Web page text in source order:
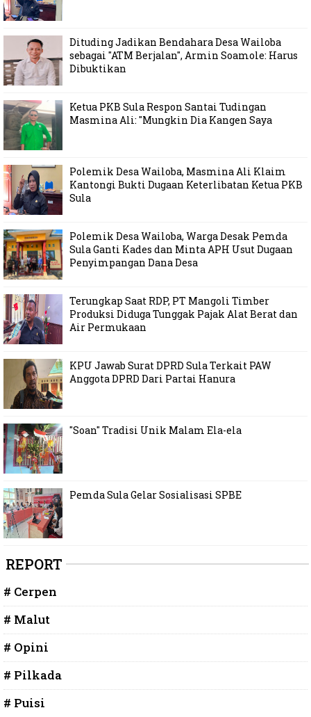
Dituding Jadikan Bendahara Desa Wailoba
sebagai "ATM Berjalan", Armin Soamole: Harus
Dibuktikan
Ketua PKB Sula Respon Santai Tudingan
Masmina Ali: "Mungkin Dia Kangen Saya
Polemik Desa Wailoba, Masmina Ali Klaim
Kantongi Bukti Dugaan Keterlibatan Ketua PKB
Sula
Polemik Desa Wailoba, Warga Desak Pemda
Sula Ganti Kades dan Minta APH Usut Dugaan
Penyimpangan Dana Desa
Terungkap Saat RDP, PT Mangoli Timber
Produksi Diduga Tunggak Pajak Alat Berat dan
Air Permukaan
KPU Jawab Surat DPRD Sula Terkait PAW
Anggota DPRD Dari Partai Hanura
"Soan" Tradisi Unik Malam Ela-ela
Pemda Sula Gelar Sosialisasi SPBE
REPORT
# Cerpen
# Malut
# Opini
# Pilkada
# Puisi